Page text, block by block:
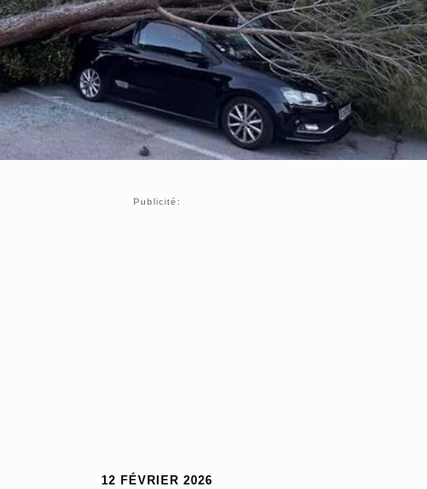
Publicité:
12 FÉVRIER 2026